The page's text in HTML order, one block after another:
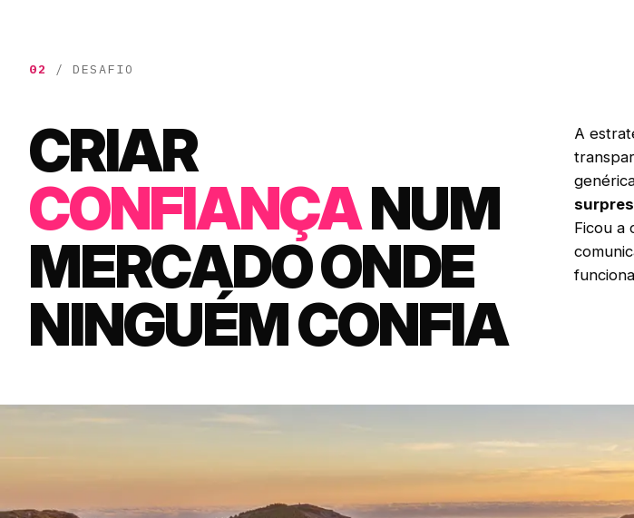
02 / DESAFIO
CRIAR
CONFIANÇANUM
MERCADO ONDE
NINGUÉM CONFIA
A
Ficou a